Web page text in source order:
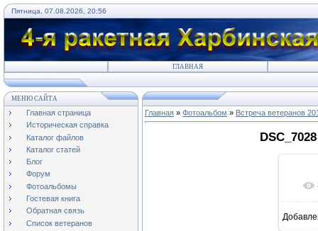
Пятница, 07.08.2026, 20:56
ГЛАВНАЯ
МЕНЮ САЙТА
Главная страница
Историческая справка
Каталог файлов
Каталог статей
Блог
Форум
Фотоальбомы
Гостевая книга
Обратная связь
Список ветеранов
Главная » Фотоальбом » Встреча ветеранов